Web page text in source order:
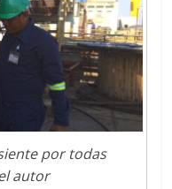
por todas
autor